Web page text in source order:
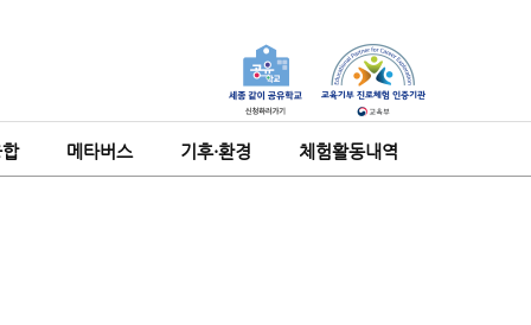
메타버스 기후·환경 체험활동내역